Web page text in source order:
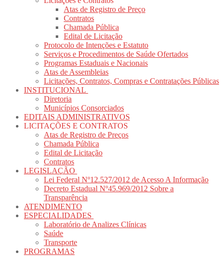
Atas de Registro de Preço
Contratos
Chamada Pública
Edital de Licitação
Protocolo de Intenções e Estatuto
Serviços e Procedimentos de Saúde Ofertados
Programas Estaduais e Nacionais
Atas de Assembleias
Licitações, Contratos, Compras e Contratações Públicas
INSTITUCIONAL
Diretoria
Municípios Consorciados
EDITAIS ADMINISTRATIVOS
LICITAÇÕES E CONTRATOS
Atas de Registro de Preços
Chamada Pública
Edital de Licitação
Contratos
LEGISLAÇÃO
Lei Federal Nº12.527/2012 de Acesso A Informação
Decreto Estadual Nº45.969/2012 Sobre a
Transparência
ATENDIMENTO
ESPECIALIDADES
Laboratório de Analizes Clínicas
Saúde
Transporte
PROGRAMAS